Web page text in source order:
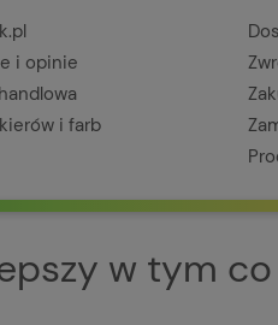
i opinie
i farb
w tym